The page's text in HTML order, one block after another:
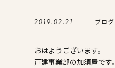
イベント情報
展示場・モデルハウス
2019.02.21 ブログ
おはようございます。
戸建事業部の加須屋です。